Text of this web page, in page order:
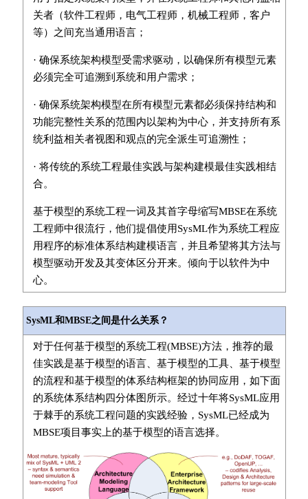
关者（软件工程师，电气工程师，机械工程师，客户
等）之间充当通用语言；
· 确保系统架构模型受需求驱动，以确保所有模型元素
必须完全可追溯到系统和用户需求；
· 确保系统架构模型在所有模型元素都必须保持结构和
功能完整性关系的范围内以架构为中心，并支持所有系
统利益相关者视图和观点的完全派生可追溯性；
· 将传统的系统工程最佳实践与架构建模最佳实践相结
合。
基于模型的系统工程一词及其首字母缩写MBSE在系统
工程师中很流行，他们提倡使用SysML作为系统工程应
用程序的标准体系结构建模语言，并且希望将其方法与
模型驱动开发及其变体区分开来。倾向于以软件为中
心。
SysML和MBSE之间是什么关系？
对于任何基于模型的系统工程(MBSE)方法，推荐的最
佳实践是基于模型的语言、基于模型的工具、基于模型
的流程和基于模型的体系结构框架的协同应用，如下面
的系统体系结构四分体图所示。经过十年将SysML应用
于棘手的系统工程问题的实践经验，SysML已经成为
MBSE项目事实上的基于模型的语言选择。